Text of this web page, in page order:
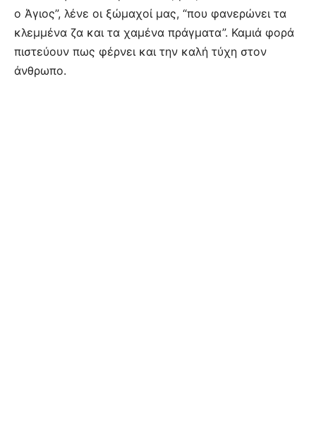
ο Άγιος”, λένε οι ξώμαχοί μας, “που φανερώνει τα
κλεμμένα ζα και τα χαμένα πράγματα”. Καμιά φορά
πιστεύουν πως φέρνει και την καλή τύχη στον
άνθρωπο.